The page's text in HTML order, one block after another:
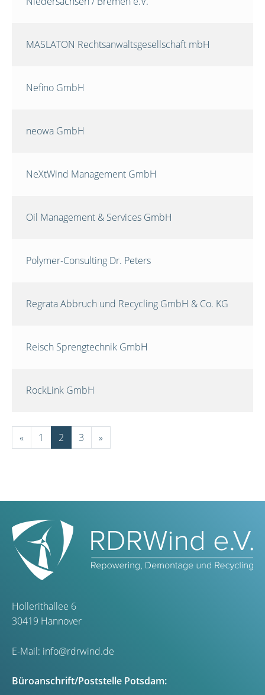
MASLATON Rechtsanwaltsgesellschaft mbH
Nefino GmbH
neowa GmbH
NeXtWind Management GmbH
Oil Management & Services GmbH
Polymer-Consulting Dr. Peters
Regrata Abbruch und Recycling GmbH & Co. KG
Reisch Sprengtechnik GmbH
RockLink GmbH
« 1 2 3 »
Hollerithallee 6
30419 Hannover
E-Mail: info@rdrwind.de
Büroanschrift/Poststelle Potsdam: